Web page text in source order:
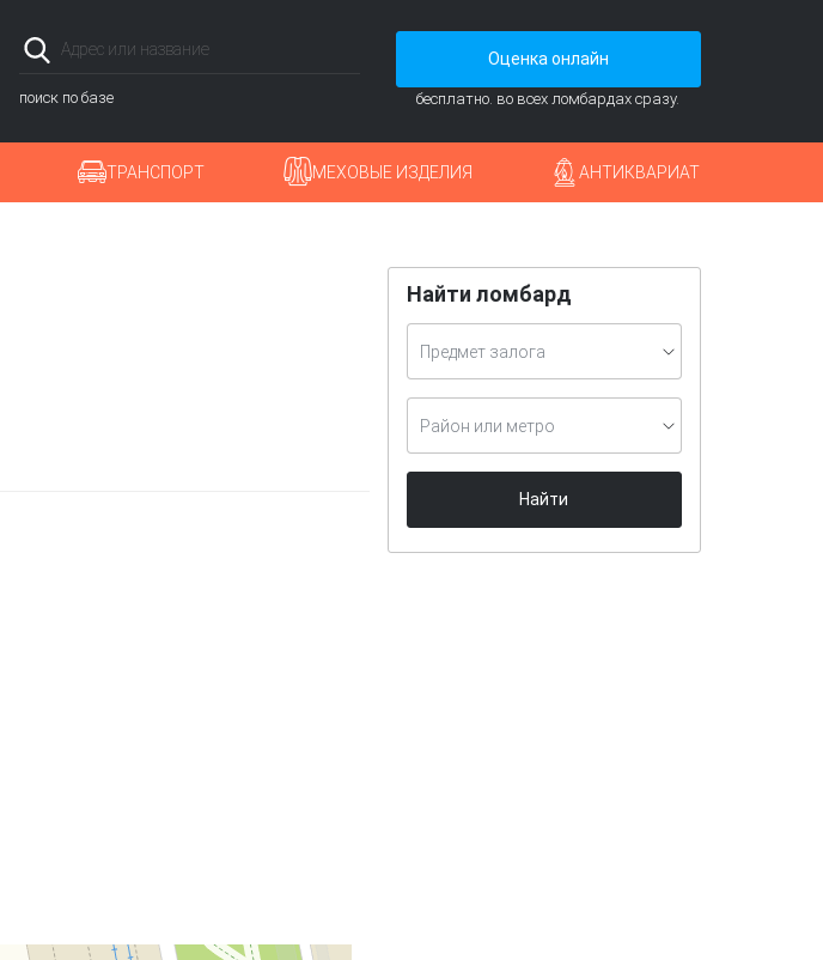
поиск по базе
Оценка онлайн
бесплатно. во всех ломбардах сразу.
ТРАНСПОРТ МЕХОВЫЕ ИЗДЕЛИЯ АНТИКВАРИАТ
Найти ломбард
Предмет залога
Район или метро
Найти